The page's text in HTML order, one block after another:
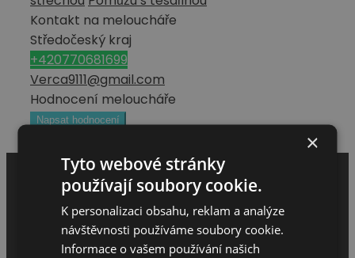
Kontakt na meloucháře
Středočeský kraj
+420770681699
Verca9111@gmail.com
Hodnocení meloucháře
Napsat hodnocení
×
Tyto webové stránky
používají soubory cookie.
K personalizaci obsahu, reklam a analýze
návštěvnosti používáme soubory cookie.
Informace o vašem používání našich